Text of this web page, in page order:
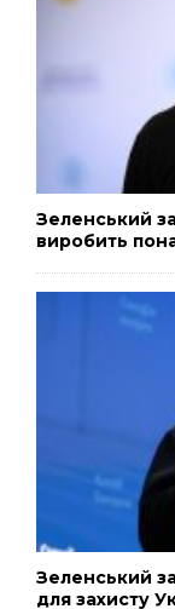
Зеленський
виробить
Зеленський
для захисту